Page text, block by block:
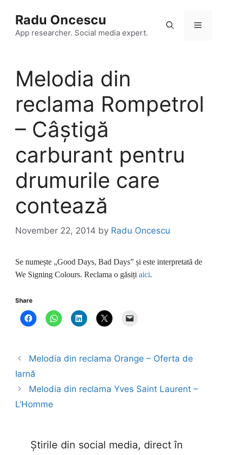
content
Radu Oncescu
App researcher. Social media expert.
Menu
Melodia din
reclama Rompetrol
– Câștigă
carburant pentru
drumurile care
contează
November 22, 2014 by Radu Oncescu
Se numește „Good Days, Bad Days” și este interpretată de
We Signing Colours. Reclama o găsiți aici.
Share
Melodia din reclama Orange – Oferta de
Iarnă
Melodia din reclama Yves Saint Laurent –
L’Homme
Știrile din social media, direct în